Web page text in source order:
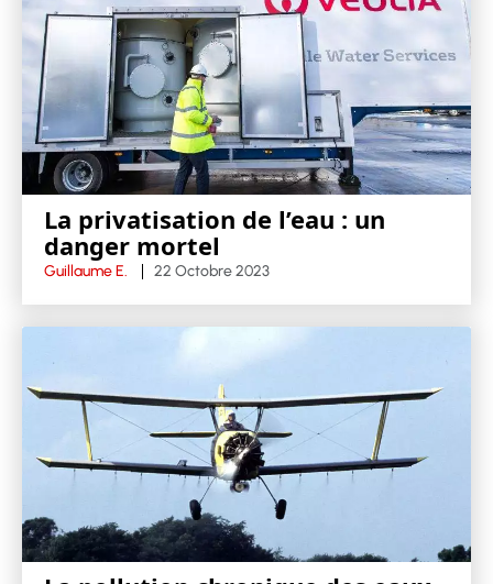
La privatisation de l’eau : un
danger mortel
Guillaume E. 22 Octobre 2023